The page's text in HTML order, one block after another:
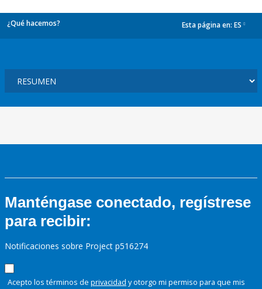
¿Qué hacemos? Esta página en: ES
Manténgase conectado, regístrese
para recibir:
Notificaciones sobre Project p516274
Acepto los términos de privacidad y otorgo mi permiso para que mis